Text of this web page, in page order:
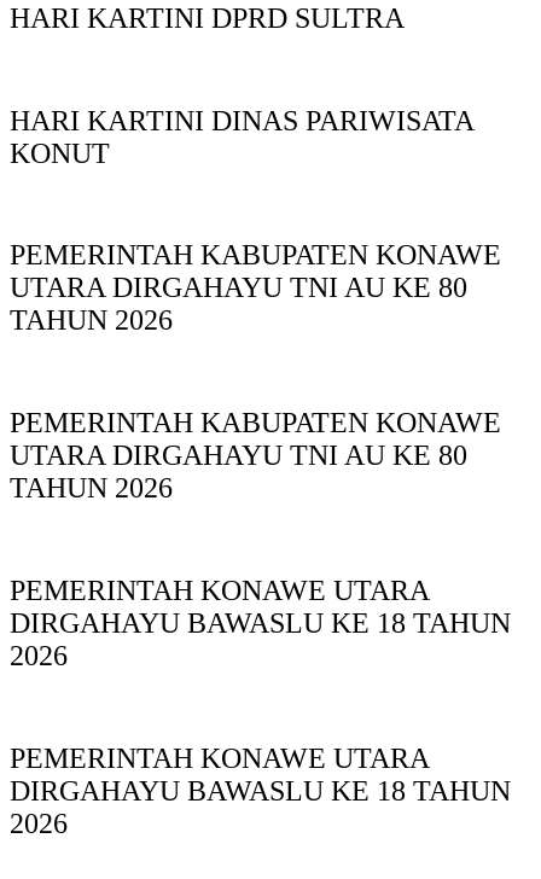
HARI KARTINI DPRD SULTRA
HARI KARTINI DINAS PARIWISATA
KONUT
PEMERINTAH KABUPATEN KONAWE
UTARA DIRGAHAYU TNI AU KE 80
TAHUN 2026
PEMERINTAH KABUPATEN KONAWE
UTARA DIRGAHAYU TNI AU KE 80
TAHUN 2026
PEMERINTAH KONAWE UTARA
DIRGAHAYU BAWASLU KE 18 TAHUN
2026
PEMERINTAH KONAWE UTARA
DIRGAHAYU BAWASLU KE 18 TAHUN
2026